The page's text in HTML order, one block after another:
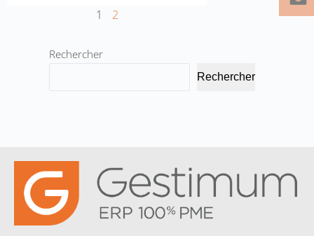
1 2
Rechercher
Rechercher